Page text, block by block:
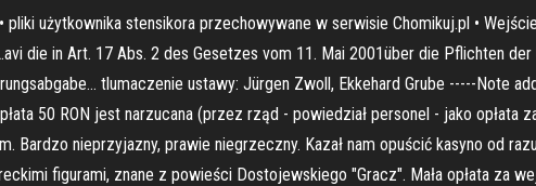
użytkownika stensikora przechowywane w serwisie Chomikuj.pl •
die in Art. 17 Abs. 2 des Gesetzes vom 11. Mai 2001über die Pflichten
tlumaczenie ustawy: Jürgen Zwoll, Ekkehard Grube -----Note
50 RON jest narzucana (przez rząd - powiedział personel - jako opłata
nieprzyjazny, prawie niegrzeczny. Kazał nam opuścić kasyno od
figurami, znane z powieści Dostojewskiego "Gracz". Mała opłata za